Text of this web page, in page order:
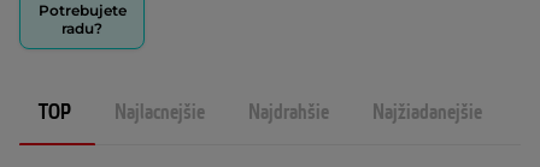
Potrebujete
radu?
TOP Najlacnejšie Najdrahšie Najžiadanejšie